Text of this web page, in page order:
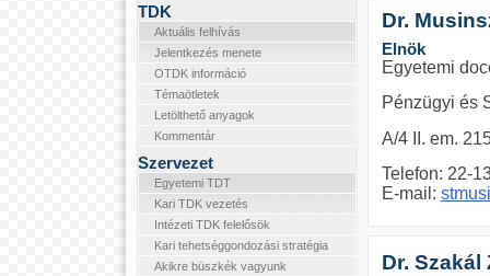
Dr.
Elnök
Egyetemi
Pénzügyi és
A/4 II. em.
Telefon: 22-
E-mail:
Dr. Szakál
TDK
Aktuális felhívás
Jelentkezés menete
OTDK információ
Témaötletek
Letölthető anyagok
Kommentár
Szervezet
Egyetemi TDT
Kari TDK vezetés
Intézeti TDK felelősök
Kari tehetséggondozási stratégia
Akikre büszkék vagyunk